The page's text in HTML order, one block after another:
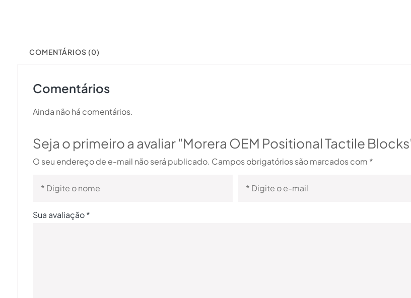
COMENTÁRIOS (0)
Comentários
Ainda não há comentários.
Seja o primeiro a avaliar "Morera OEM Positional Tactile
O seu endereço de e-mail não será publicado. Campos obrigatórios são marcados com *
Sua avaliação*